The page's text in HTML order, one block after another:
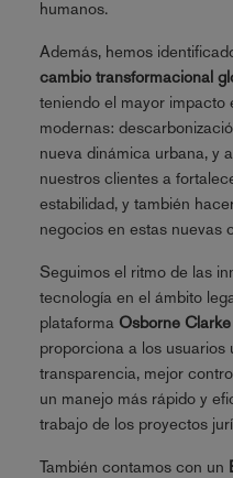
humanos.
Además, hemos
cambio transformacional
teniendo el mayor impacto
modernas:
nueva dinámica urbana, y
nuestros clientes a
estabilidad, y también
negocios en estas nuevas
Seguimos el ritmo de las
tecnología en el ámbito
plataforma Osborne
proporciona a los usuarios
transparencia, mejor
un manejo más rápido y
trabajo de los proyectos
También contamos con un